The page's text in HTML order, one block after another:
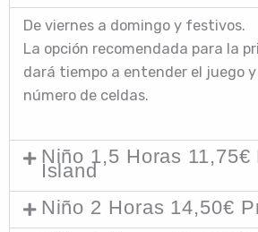
De viernes a domingo y festivos.
La opción recomendada para la
dará tiempo a entender el juego
número de celdas.
Niño 1,5 Horas 11,75€
Island
Niño 2 Horas 14,50€